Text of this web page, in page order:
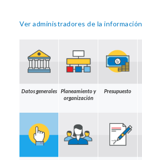
Ver administradores de la información
Datos generales
Planeamiento y
organización
Presupuesto